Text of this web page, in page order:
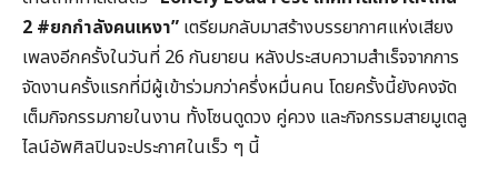
2 #ยกกำลังคนเหงา” เตรียมกลับมาสร้างบรรยากาศแห่งเสียง
เพลงอีกครั้งในวันที่ 26 กันยายน หลังประสบความสำเร็จจากการ
จัดงานครั้งแรกที่มีผู้เข้าร่วมกว่าครึ่งหมื่นคน โดยครั้งนี้ยังคงจัด
เต็มกิจกรรมภายในงาน ทั้งโซนดูดวง คู่ควง และกิจกรรมสายมูเตลู
ไลน์อัพศิลปินจะประกาศในเร็ว ๆ นี้